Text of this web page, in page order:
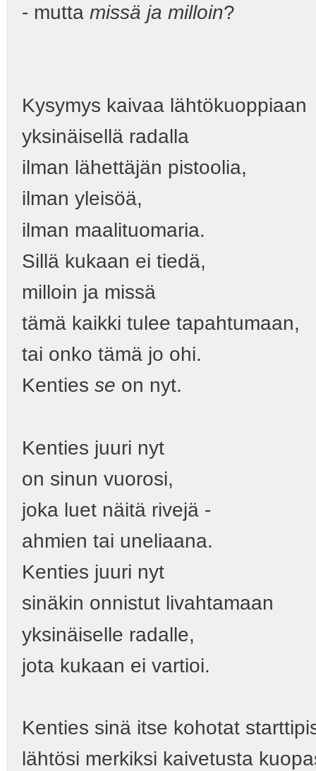
- mutta missä ja milloin?
Kysymys kaivaa lähtökuoppiaan
yksinäisellä radalla
ilman lähettäjän pistoolia,
ilman yleisöä,
ilman maalituomaria.
Sillä kukaan ei tiedä,
milloin ja missä
tämä kaikki tulee tapahtumaan,
tai onko tämä jo ohi.
Kenties se on nyt.
Kenties juuri nyt
on sinun vuorosi,
joka luet näitä rivejä -
ahmien tai uneliaana.
Kenties juuri nyt
sinäkin onnistut livahtamaan
yksinäiselle radalle,
jota kukaan ei vartioi.
Kenties sinä itse kohotat
lähtösi merkiksi kaivetusta